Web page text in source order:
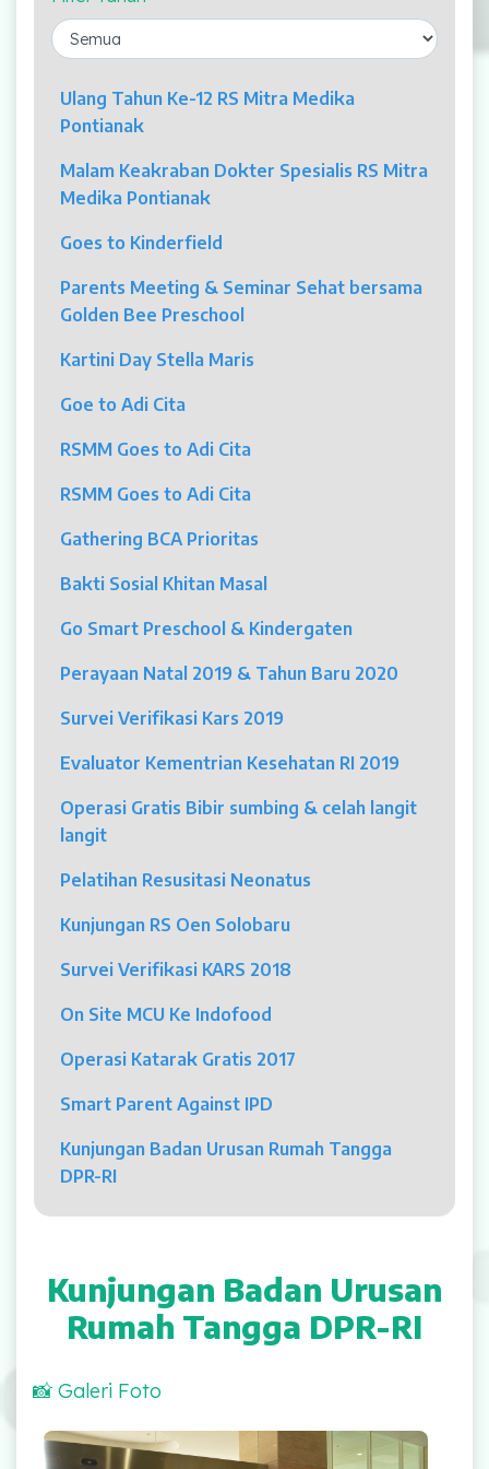
Laparaskopi
OCT
Eye Care
Multi Slice CT-Scan 128 Slices
Mamografi
Klinik Andrologi
Klinik Nyeri
Dokter
Jadwal Dokter
Sunday Clinic
Dokter Spesialis
Dokter Umum
Pelayanan
Rawat Jalan
Rawat Inap
Kamar Operasi
Rehabilitasi Medik
UGD
Laboratorium
Ulang Tahun Ke-12 RS Mitra Medika
Pontianak
Malam Keakraban Dokter Spesialis RS Mitra
Medika Pontianak
Goes to Kinderfield
Parents Meeting & Seminar Sehat bersama
Golden Bee Preschool
Kartini Day Stella Maris
Goe to Adi Cita
RSMM Goes to Adi Cita
RSMM Goes to Adi Cita
Gathering BCA Prioritas
Bakti Sosial Khitan Masal
Go Smart Preschool & Kindergaten
Perayaan Natal 2019 & Tahun Baru 2020
Survei Verifikasi Kars 2019
Evaluator Kementrian Kesehatan RI 2019
Operasi Gratis Bibir sumbing & celah langit
langit
Pelatihan Resusitasi Neonatus
Kunjungan RS Oen Solobaru
Survei Verifikasi KARS 2018
On Site MCU Ke Indofood
Operasi Katarak Gratis 2017
Smart Parent Against IPD
Kunjungan Badan Urusan Rumah Tangga
DPR-RI
Kunjungan Badan Urusan
Rumah Tangga DPR-RI
📸 Galeri Foto
Dalam rangka pengawasan Program Jaminan